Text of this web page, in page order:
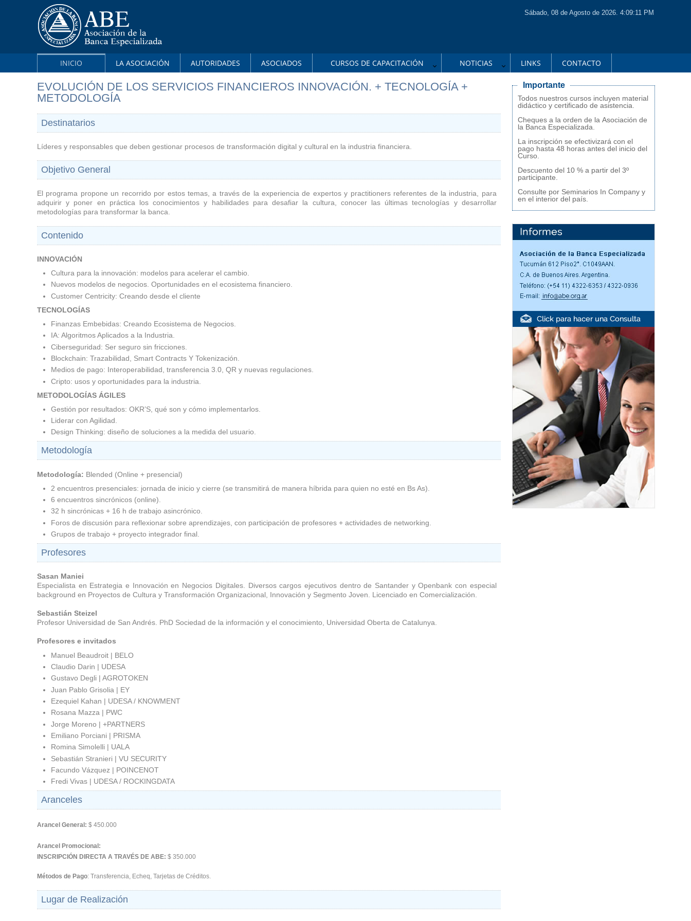
Sábado, 08 de Agosto de 2026. 4:09:11 PM
INICIO LA ASOCIACIÓN AUTORIDADES ASOCIADOS CURSOS DE CAPACITACIÓN NOTICIAS LINKS CONTACTO
EVOLUCIÓN DE LOS SERVICIOS FINANCIEROS INNOVACIÓN. + TECNOLOGÍA +
METODOLOGÍA
Destinatarios
Líderes y responsables que deben gestionar procesos de transformación digital y cultural en la industria financiera.
Objetivo General
El programa propone un recorrido por estos temas, a través de la experiencia de expertos y practitioners referentes de la industria, para
adquirir y poner en práctica los conocimientos y habilidades para desafiar la cultura, conocer las últimas tecnologías y desarrollar
metodologías para transformar la banca.
Contenido
INNOVACIÓN
Cultura para la innovación: modelos para acelerar el cambio.
Nuevos modelos de negocios. Oportunidades en el ecosistema financiero.
Customer Centricity: Creando desde el cliente
TECNOLOGÍAS
Finanzas Embebidas: Creando Ecosistema de Negocios .
IA: Algoritmos Aplicados a la Industria .
Ciberseguridad: Ser seguro sin fricciones.
Blockchain: Trazabilidad, Smart Contracts Y Tokenización .
Medios de pago: Interoperabilidad, transferencia 3.0, QR y nuevas regulaciones .
Cripto: usos y oportunidades para la industria.
METODOLOGÍAS ÁGILES
Gestión por resultados: OKR’S, qué son y cómo implementarlos .
Liderar con Agilidad .
Design Thinking: diseño de soluciones a la medida del usuario .
Metodología
Metodología: Blended (Online + presencial)
2 encuentros presenciales: jornada de inicio y cierre (se transmitirá de manera híbrida para quien no esté en Bs As).
6 encuentros sincrónicos (online).
32 h sincrónicas + 16 h de trabajo asincrónico.
Foros de discusión para reflexionar sobre aprendizajes, con participación de profesores + actividades de networking.
Grupos de trabajo + proyecto integrador final.
Profesores
Sasan Maniei
Especialista en Estrategia e Innovación en Negocios Digitales. Diversos cargos ejecutivos dentro de Santander y Openbank con especial
background en Proyectos de Cultura y Transformación Organizacional, Innovación y Segmento Joven. Licenciado en Comercialización.
Sebastián Steizel
Profesor Universidad de San Andrés. PhD Sociedad de la información y el conocimiento, Universidad Oberta de Catalunya.
Profesores e invitados
Manuel Beaudroit | BELO
Claudio Darin | UDESA
Gustavo Degli | AGROTOKEN
Juan Pablo Grisolia | EY
Ezequiel Kahan | UDESA / KNOWMENT
Rosana Mazza | PWC
Jorge Moreno | +PARTNERS
Emiliano Porciani | PRISMA
Romina Simolelli | UALA
Sebastián Stranieri | VU SECURITY
Facundo Vázquez | POINCENOT
Fredi Vivas | UDESA / ROCKINGDATA
Aranceles
Arancel General: $ 450.000
Arancel Promocional:
INSCRIPCIÓN DIRECTA A TRAVÉS DE ABE: $ 350.000
Métodos de Pago: Transferencia, Echeq, Tarjetas de Créditos.
Lugar de Realización
Importante
Todos nuestros cursos incluyen material
didáctico y certificado de asistencia.
Cheques a la orden de la Asociación de
la Banca Especializada.
La inscripción se efectivizará con el
pago hasta 48 horas antes del inicio del
Curso.
Descuento del 10 % a partir del 3º
participante.
Consulte por Seminarios In Company y
en el interior del país.